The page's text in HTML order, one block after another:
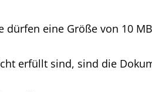
dürfen eine Größe von 10
erfüllt sind, sind die